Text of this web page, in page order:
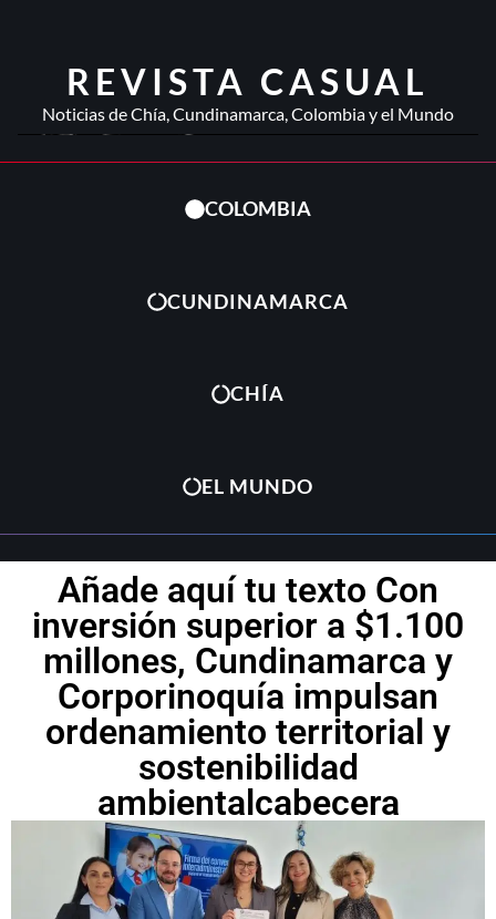
REVISTA CASUAL
Noticias de Chía, Cundinamarca, Colombia y el Mundo
COLOMBIA
CUNDINAMARCA
CHÍA
EL MUNDO
Añade aquí tu texto Con
inversión superior a $1.100
millones, Cundinamarca y
Corporinoquía impulsan
ordenamiento territorial y
sostenibilidad
ambientalcabecera